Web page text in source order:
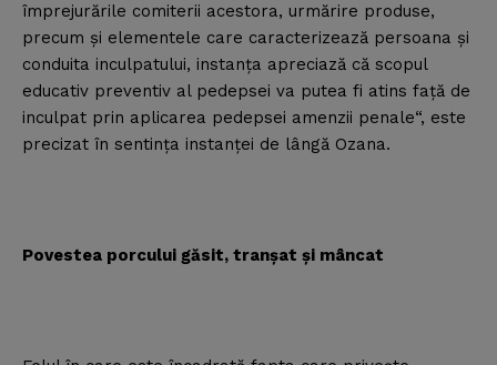
împrejurările comiterii acestora, urmărire produse,
precum şi elementele care caracterizează persoana şi
conduita inculpatului, instanţa apreciază că scopul
educativ preventiv al pedepsei va putea fi atins faţă de
inculpat prin aplicarea pedepsei amenzii penale“, este
precizat în sentinţa instanţei de lângă Ozana.
Povestea porcului găsit, tranşat şi mâncat